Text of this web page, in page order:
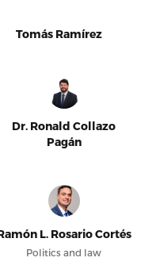
Tomás Ramírez
Dr. Ronald Collazo
Pagán
L. Rosario Cortés
Politics and law